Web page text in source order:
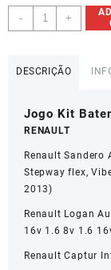
-
Jogo
Batente
Dianteiro
Renault
-
543a00952r
quantidade
+
DESCRIÇÃO
Jogo Kit
RENAULT
Renault Sandero
Stepway flex,
2013)
Renault Logan
16v 1.6 8v 1.6
Renault Captur